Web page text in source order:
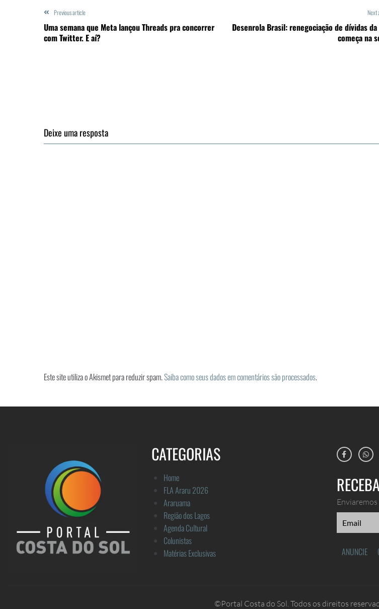
Previous article
Uma semana que Meta lançou Threads pra concorrer
com Twitter. E aí?
Next
Desenrola Brasil: renegociação de dívidas da
começa na
Deixe uma resposta
Este site utiliza o Akismet para reduzir spam.Saiba como seus dados em comentários são processados.
CATEGORIAS
Home
FLA Araru 2026
Araruama
Região dos Lagos
Agenda Cultural
Colunistas
Matérias Exclusivas
ANUNCIE
©Portal Costa do Sol. Todos os direitos